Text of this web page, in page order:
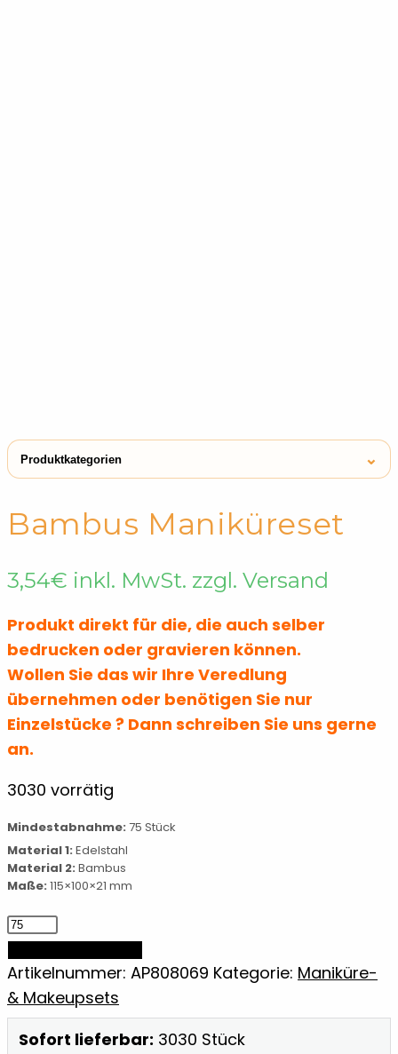
Produktkategorien ⌄
Bambus Maniküreset
3,54€ inkl. MwSt. zzgl. Versand
Produkt direkt für die, die auch selber
bedrucken oder gravieren können.
Wollen Sie das wir Ihre Veredlung
übernehmen oder benötigen Sie nur
Einzelstücke ? Dann schreiben Sie uns gerne
an.
3030 vorrätig
Mindestabnahme: 75 Stück
Material 1: Edelstahl
Material 2: Bambus
Maße: 115×100×21 mm
Bambus
Maniküreset
Menge
Artikelnummer: AP808069 Kategorie: Maniküre-
& Makeupsets
Sofort lieferbar: 3030 Stück